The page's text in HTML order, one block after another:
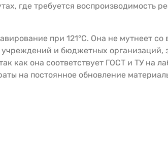
где требуется воспроизводимость
при 121°C. Она не мутнеет со
учреждений и бюджетных
как она соответствует ГОСТ и ТУ на
на постоянное обновление